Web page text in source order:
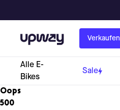
Upway Verkaufen
Alle E-
Bikes
Sale
Oops
500